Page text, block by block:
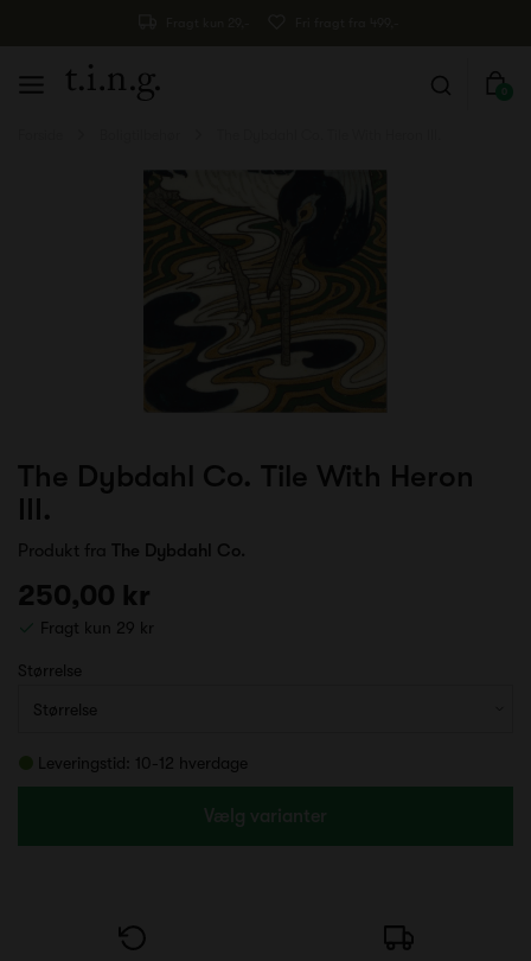
0
The Dybdahl Co. Tile With Heron
III.
Produkt fra The Dybdahl Co.
250,00 kr
Fragt kun 29 kr
Størrelse
Leveringstid: 10-12 hverdage
Vælg varianter